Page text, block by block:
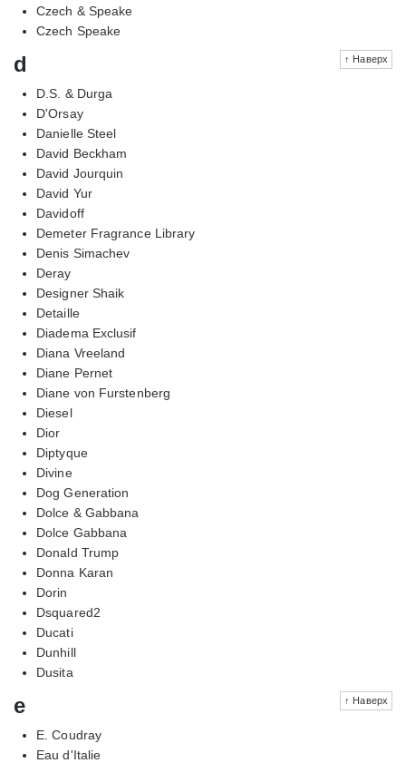
Czech & Speake
Czech Speake
↑ Наверх
d
D.S. & Durga
D'Orsay
Danielle Steel
David Beckham
David Jourquin
David Yur
Davidoff
Demeter Fragrance Library
Denis Simachev
Deray
Designer Shaik
Detaille
Diadema Exclusif
Diana Vreeland
Diane Pernet
Diane von Furstenberg
Diesel
Dior
Diptyque
Divine
Dog Generation
Dolce & Gabbana
Dolce Gabbana
Donald Trump
Donna Karan
Dorin
Dsquared2
Ducati
Dunhill
Dusita
↑ Наверх
e
E. Coudray
Eau d'Italie